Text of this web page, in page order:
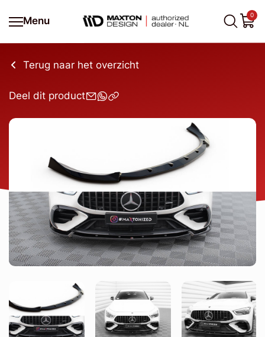
Menu
0
Terug naar het overzicht
Deel dit product